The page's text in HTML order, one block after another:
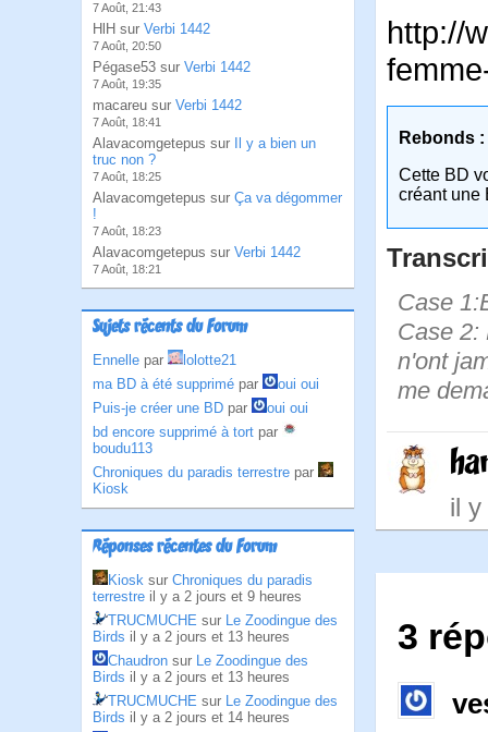
7 Août, 21:43
HlH sur Verbi 1442
7 Août, 20:50
Pégase53 sur Verbi 1442
7 Août, 19:35
macareu sur Verbi 1442
7 Août, 18:41
Alavacomgetepus sur
Il y a bien un
truc non ?
7 Août, 18:25
Alavacomgetepus sur Ça va dégommer
!
7 Août, 18:23
Alavacomgetepus sur Verbi 1442
7 Août, 18:21
Sujets récents du Forum
Ennelle par
lolotte21
ma BD à été supprimé par
oui oui
Puis-je créer une BD par
oui oui
bd encore supprimé à tort par
boudu113
Chroniques du paradis terrestre par
Kiosk
Réponses récentes du Forum
Kiosk sur Chroniques du paradis
terrestre il y a 2 jours et 9 heures
TRUCMUCHE sur Le Zoodingue des
Birds il y a 2 jours et 13 heures
Chaudron sur Le Zoodingue des
Birds il y a 2 jours et 13 heures
TRUCMUCHE sur Le Zoodingue des
Birds il y a 2 jours et 14 heures
http://
Rebonds :
Cette BD
créant une
Case
Case 2:
n'ont
me
il y
3